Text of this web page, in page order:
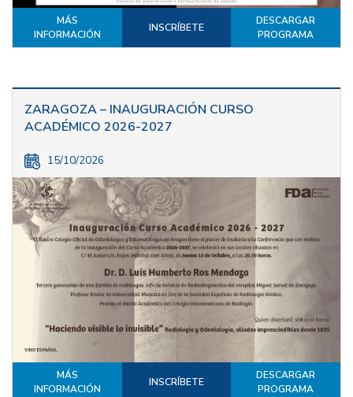
MÁS
INFORMACIÓN
INSCRÍBETE
DESCARGAR
PROGRAMA
ZARAGOZA – INAUGURACIÓN CURSO
ACADÉMICO 2026-2027
15/10/2026
MÁS
INFORMACIÓN
INSCRÍBETE
DESCARGAR
PROGRAMA